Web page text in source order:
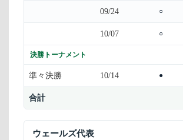
09/24 ○
10/07 ○
決勝トーナメント
準々決勝 10/14 ●
合計
ウェールズ代表